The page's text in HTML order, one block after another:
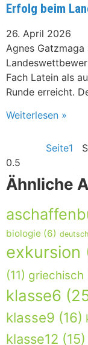
Erfolg beim
26. April 2026
Agnes
Fach Latein als
Runde erreicht.
Weiterlesen »
Seite1
Ähnliche
biologie (6) deutsch
exkursion
(11) griechisch
klasse6
klasse9 (16)
klasse12 (15)